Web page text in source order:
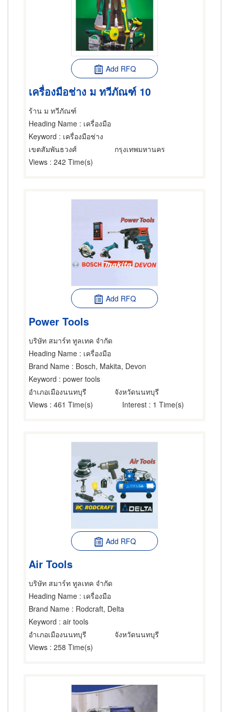
Add RFQ
เครื่องมือช่าง ม ทวีภัณฑ์ 10
ร้าน ม ทวีภัณฑ์
Heading Name : เครื่องมือ
Keyword : เครื่องมือช่าง
เขตสัมพันธวงศ์
กรุงเทพมหานคร
Views : 242 Time(s)
Add RFQ
Power Tools
บริษัท สมาร์ท ทูลเทค จำกัด
Heading Name : เครื่องมือ
Brand Name : Bosch, Makita, Devon
Keyword : power tools
อำเภอเมืองนนทบุรี
จังหวัดนนทบุรี
Views : 461 Time(s) Interest : 1 Time(s)
Add RFQ
Air Tools
บริษัท สมาร์ท ทูลเทค จำกัด
Heading Name : เครื่องมือ
Brand Name : Rodcraft, Delta
Keyword : air tools
อำเภอเมืองนนทบุรี
จังหวัดนนทบุรี
Views : 258 Time(s)